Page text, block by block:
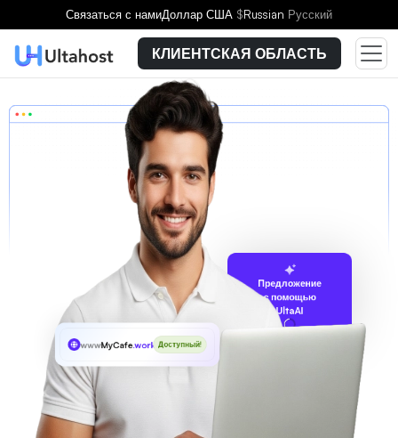
Связаться с намиДоллар США $Russian Русский
КЛИЕНТСКАЯ ОБЛАСТЬ
Предложение
с помощью
UltaAI
wwwMyCafe.work Доступный!